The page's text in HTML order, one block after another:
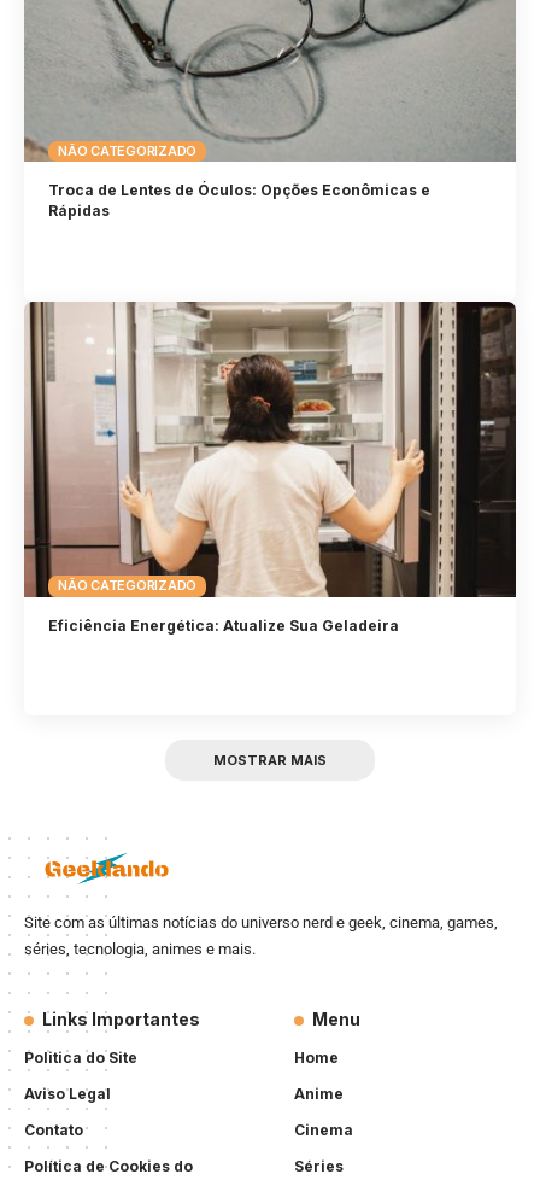
NÃO CATEGORIZADO
Troca de Lentes de Óculos: Opções Econômicas e
Rápidas
NÃO CATEGORIZADO
Eficiência Energética: Atualize Sua Geladeira
MOSTRAR MAIS
Site com as últimas notícias do universo nerd e geek, cinema, games,
séries, tecnologia, animes e mais.
Links Importantes
Politica do Site
Aviso Legal
Contato
Política de Cookies do
Menu
Home
Anime
Cinema
Séries